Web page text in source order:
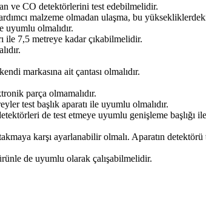
ve CO detektörlerini test edebilmelidir.
malzeme olmadan ulaşma, bu
uyumlu olmalıdır.
ile 7,5 metreye kadar çıkabilmelidir.
markasına ait çantası olmalıdır.
parça olmamalıdır.
test başlık aparatı ile uyumlu olmalıdır.
de test etmeye uyumlu genişleme
karşı ayarlanabilir olmalı. Aparatın detektörü
de uyumlu olarak çalışabilmelidir.